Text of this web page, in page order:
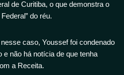
de Curitiba, o que demonstra o
do réu.
caso, Youssef foi condenado
não há notícia de que tenha
a Receita.